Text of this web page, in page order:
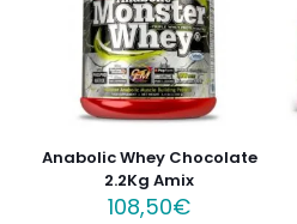
Anabolic Whey Chocolate
2.2Kg Amix
108,50€